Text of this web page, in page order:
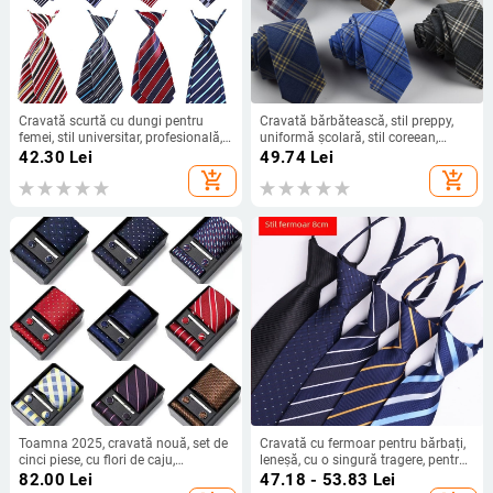
Cravată scurtă cu dungi pentru
femei, stil universitar, profesională,
pentru femei, Jk, fete, cravată mică,
modă, gratuită, mată, fabrică
pentru copii
42.30 Lei
add_shopping_cart
Cravată bărbătească, stil preppy,
uniformă școlară, stil coreean,
îngustă, 6 cm, din bumbac, în
producător
49.74Lei
add_shopping_cart
Toamna 2025, cravată nouă, set de
cinci piese, cu flori de caju,
producător Guangzhou, vânzare
82.00 Lei
Cravată cu fermoar pentru bărbați,
leneșă, cu o singură tragere, pentru
rochie de afaceri, pentru nuntă, ușor
47.18 - 53.83 Lei